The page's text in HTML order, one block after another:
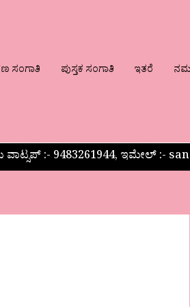
ಸಂಗಾತಿ ಪುಸ್ತಕ ಸಂಗಾತಿ ಇತರೆ
:- 9483261944, ಇಮೇಲ್ :-